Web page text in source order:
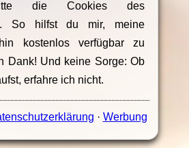
die Cookies des
So hilfst du mir, meine
kostenlos verfügbar zu
Dank! Und keine Sorge: Ob
erfahre ich nicht.
· Werbung